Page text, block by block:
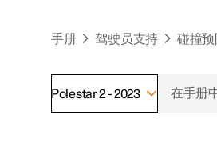
手册 驾驶员支持 碰撞
Polestar 2 - 2023